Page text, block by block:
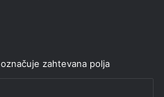
označuje zahtevana polja